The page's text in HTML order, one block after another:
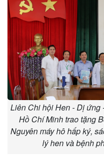
Liên Chi hội Hen - Dị ứng
Hồ Chí Minh trao tặng
Nguyên máy hô hấp ký,
lý hen và bệnh